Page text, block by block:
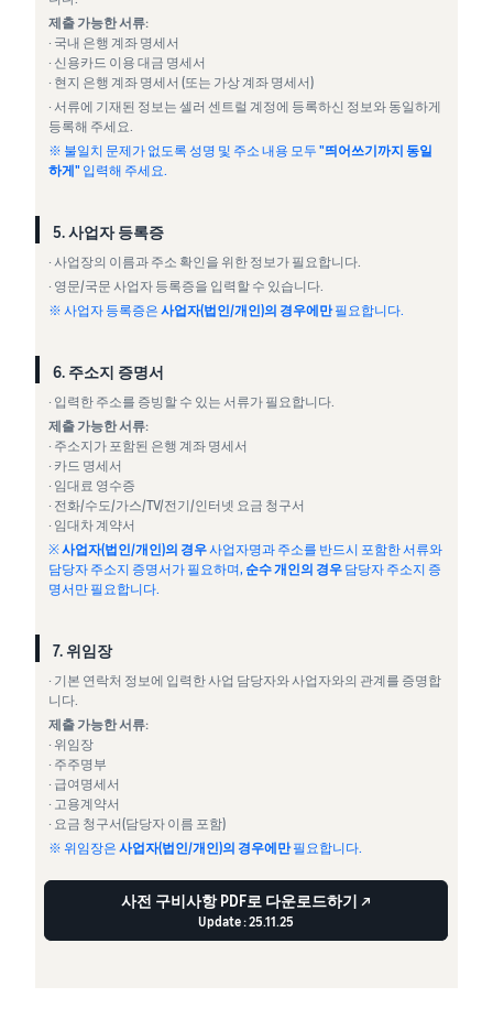
제출 가능한 서류:
· 국내 은행 계좌 명세서
· 신용카드 이용 대금 명세서
· 현지 은행 계좌 명세서 (또는 가상 계좌 명세서)
· 서류에 기재된 정보는 셀러 센트럴 계정에 등록하신 정보와 동일하게
등록해 주세요.
※ 불일치 문제가 없도록 성명 및 주소 내용 모두 "띄어쓰기까지 동일
하게" 입력해 주세요.
5. 사업자 등록증
· 사업장의 이름과 주소 확인을 위한 정보가 필요합니다.
· 영문/국문 사업자 등록증을 입력할 수 있습니다.
※ 사업자 등록증은 사업자(법인/개인)의 경우에만필요합니다.
6. 주소지 증명서
· 입력한 주소를 증빙할 수 있는 서류가 필요합니다.
제출 가능한 서류:
· 주소지가 포함된 은행 계좌 명세서
· 카드 명세서
· 임대료 영수증
· 전화/수도/가스/TV/전기/인터넷 요금 청구서
· 임대차 계약서
※사업자(법인/개인)의 경우사업자명과 주소를 반드시 포함한 서류와
담당자 주소지 증명서가 필요하며, 순수 개인의 경우 담당자 주소지 증
명서만 필요합니다.
7. 위임장
· 기본 연락처 정보에 입력한 사업 담당자와 사업자와의 관계를 증명합
니다.
제출 가능한 서류:
· 위임장
· 주주명부
· 급여명세서
· 고용계약서
· 요금 청구서(담당자 이름 포함)
※ 위임장은 사업자(법인/개인)의 경우에만필요합니다.
사전 구비사항 PDF로 다운로드하기 ↗
Update : 25.11.25